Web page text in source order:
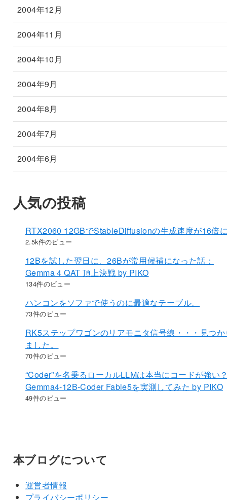
2004年12月
2004年11月
2004年10月
2004年9月
2004年8月
2004年7月
2004年6月
人気の投稿
RTX2060 12GBでStableDiffusionの生成速度が16倍
2.5k件のビュー
12Bを試した翌日に、26Bが常用候補になった話：
Gemma 4 QAT 頂上決戦 by PIKO
134件のビュー
ハンコンをソファで使うのに最適なテーブル。
73件のビュー
RK5ステップワゴンのリアモニタ信号線・・・見つか
ました。
70件のビュー
“Coder”を名乗るローカルLLMは本当にコードが強い
Gemma4-12B-Coder Fable5を実測してみた by PIKO
49件のビュー
本ブログについて
運営者情報
プライバシーポリシー